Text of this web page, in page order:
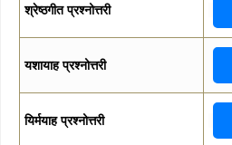
श्रेष्ठगीत प्रश्नोत्तरी
यशायाह प्रश्नोत्तरी
यिर्मयाह प्रश्नोत्तरी